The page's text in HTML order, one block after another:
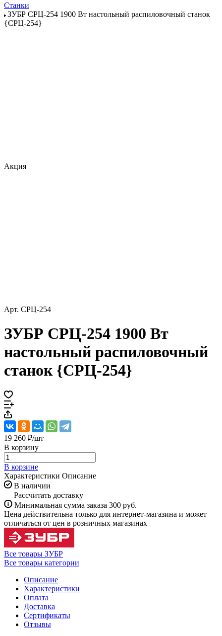
Станки
ЗУБР СРЦ-254 1900 Вт настольный распиловочный станок
{СРЦ-254}
Акция
Арт. СРЦ-254
ЗУБР СРЦ-254 1900 Вт
настольный распиловочный
станок {СРЦ-254}
19 260 ₽/шт
В корзину
В корзине
Характеристики Описание
В наличии
Рассчитать доставку
Минимальная сумма заказа 300 руб.
Цена действительна только для интернет-магазина и может
отличаться от цен в розничных магазинах
Все товары ЗУБР
Все товары категории
Описание
Характеристики
Оплата
Доставка
Сертификаты
Отзывы